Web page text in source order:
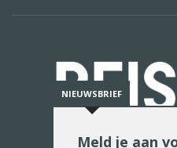
NIEUWSBRIEF
Meld je aan